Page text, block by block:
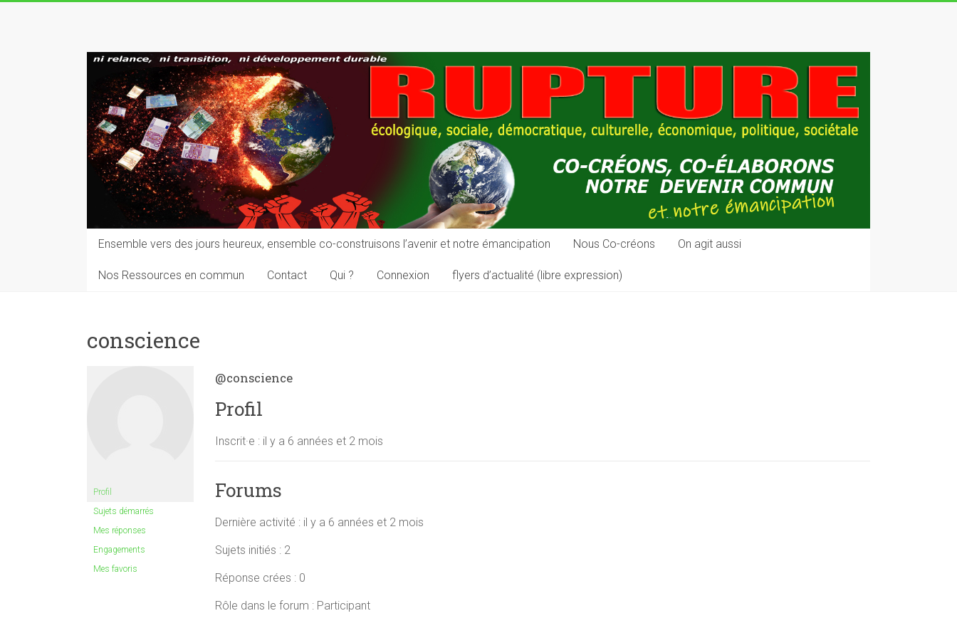
Rupture
écologique,
sociale,
démocratique,
culturelle
vers
heureux
Ensemble vers des jours heureux, ensemble co-construisons l’avenir et notre émancipation
Nous Co-créons On agit aussi
Nos Ressources en commun Contact Qui ? Connexion flyers d’actualité (libre expression)
conscience
Profil
Sujets démarrés
Mes réponses
Engagements
Mes favoris
@conscience
Profil
Inscrit·e : il y a 6 années et 2 mois
Forums
Dernière activité : il y a 6 années et 2 mois
Sujets initiés : 2
Réponse crées : 0
Rôle dans le forum : Participant